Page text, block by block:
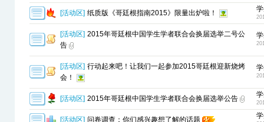
[活动区] 纸质版《哥廷根指南2015》限量出炉啦！
[活动区] 2015年哥廷根中国学生学者联合会换届选举二号公
告
[活动区] 行动起来吧！让我们一起参加2015哥廷根迎新烧烤
会！
[活动区] 2015年哥廷根中国学生学者联合会换届选举公告
[活动区] 问卷调查：你们感兴趣想了解的话题